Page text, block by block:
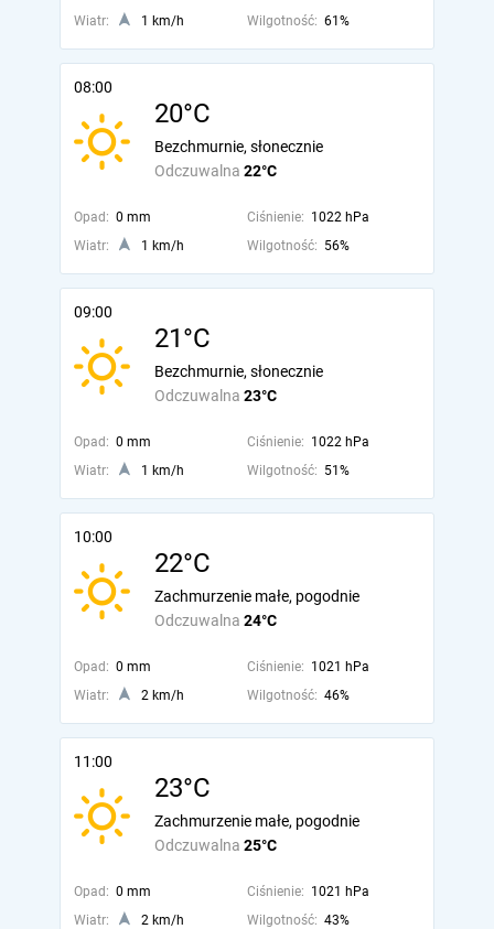
Wiatr: 1 km/h Wilgotność: 61%
08:00
20°C
Odczuwalna 22°C
Bezchmurnie, słonecznie
Opad: 0 mm Ciśnienie: 1022 hPa
Wiatr:
1 km/h Wilgotność: 56%
09:00
21°C
Odczuwalna 23°C
Bezchmurnie, słonecznie
Opad: 0 mm Ciśnienie: 1022 hPa
Wiatr:
1 km/h Wilgotność: 51%
10:00
22°C
Odczuwalna 24°C
Zachmurzenie małe, pogodnie
Opad: 0 mm Ciśnienie: 1021 hPa
Wiatr:
2 km/h Wilgotność: 46%
11:00
23°C
Odczuwalna 25°C
Zachmurzenie małe, pogodnie
Opad: 0 mm Ciśnienie: 1021 hPa
Wiatr:
2 km/h Wilgotność: 43%